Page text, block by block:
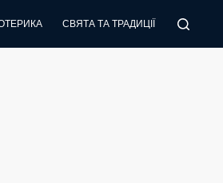
СВЯТА ТА ТРАДИЦІЇ ПОРАДИ